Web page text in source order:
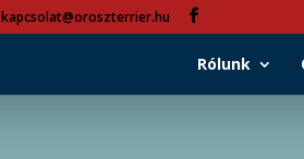
kapcsolat@oroszterrier.hu
Rólunk